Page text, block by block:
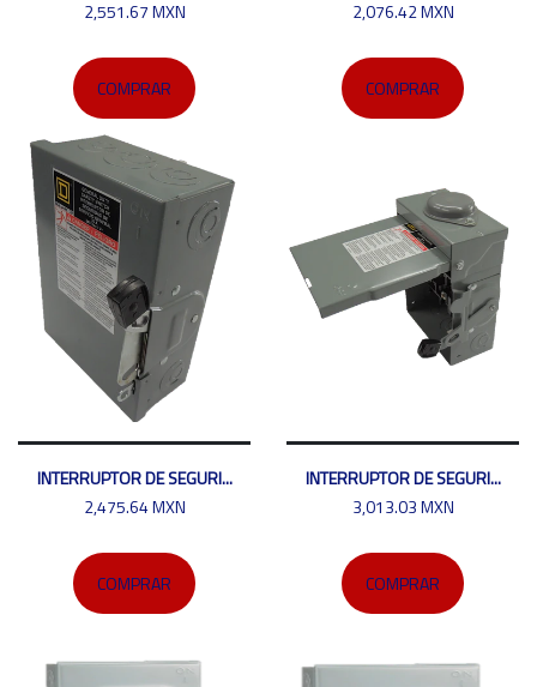
2,551.67 MXN
COMPRAR
2,076.42 MXN
COMPRAR
INTERRUPTOR DE SEGURI...
2,475.64 MXN
COMPRAR
INTERRUPTOR DE SEGURI...
3,013.03 MXN
COMPRAR